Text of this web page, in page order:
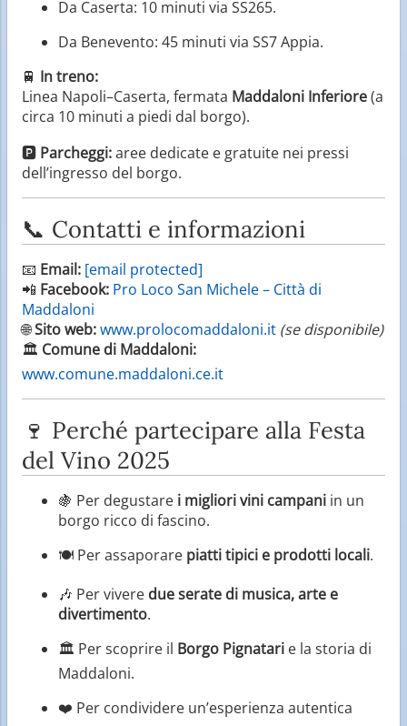
Da Caserta: 10 minuti via SS265.
Da Benevento: 45 minuti via SS7 Appia.
🚆 In treno:
Linea Napoli–Caserta, fermata Maddaloni Inferiore(a
circa 10 minuti a piedi dal borgo).
🅿️ Parcheggi:aree dedicate e gratuite nei pressi
dell’ingresso del borgo.
📞 Contatti e informazioni
📧 Email: [email protected]
📲 Facebook: Pro Loco San Michele – Città di
Maddaloni
🌐Sito web:www.prolocomaddaloni.it (se disponibile)
🏛️ Comune di Maddaloni:
www.comune.maddaloni.ce.it
🍷 Perché partecipare alla Festa
del Vino 2025
🍇 Per degustare i migliori vini campani in un
borgo ricco di fascino.
🍽️ Per assaporare piatti tipici e prodotti locali.
🎶 Per vivere due serate di musica, arte e
divertimento.
🏛️ Per scoprire il Borgo Pignatari e la storia di
Maddaloni.
❤️ Per condividere un’esperienza autentica